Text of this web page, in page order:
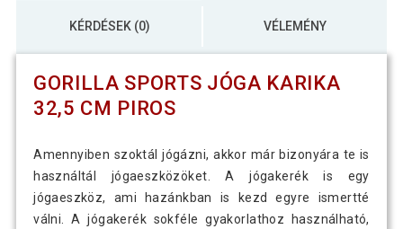
KÉRDÉSEK (0) VÉLEMÉNY
GORILLA SPORTS JÓGA KARIKA
32,5 CM PIROS
Amennyiben szoktál jógázni, akkor már bizonyára te is
használtál jógaeszközöket. A jógakerék is egy
jógaeszköz, ami hazánkban is kezd egyre ismertté
válni. A jógakerék sokféle gyakorlathoz használható,